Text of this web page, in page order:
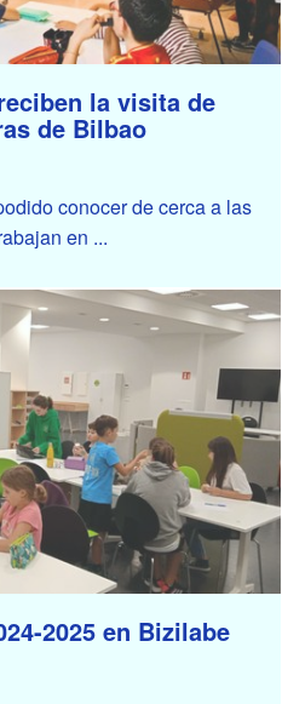
la visita de
de Bilbao
conocer de cerca a las
en ...
2025 en Bizilabe